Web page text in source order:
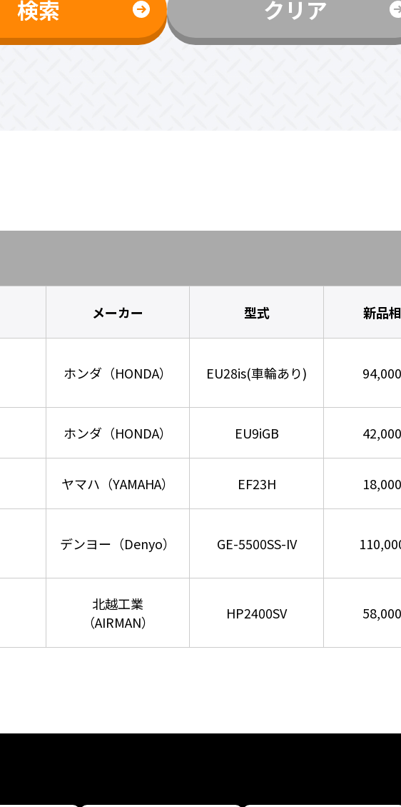
検索 クリア
メーカー 型式 新品
ホンダ（HONDA） EU28is(車輪あり)
ホンダ（HONDA） EU9iGB
ヤマハ（YAMAHA） EF23H
デンヨー（Denyo） GE-5500SS-IV
北越工業
（AIRMAN）
HP2400SV